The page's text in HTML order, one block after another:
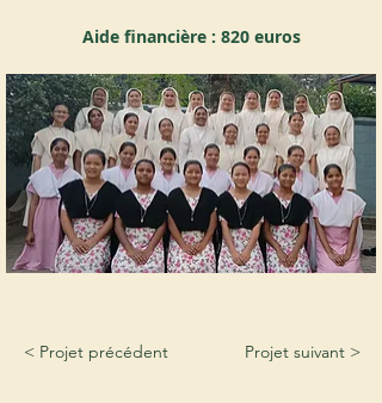
Aide financière : 820 euros
< Projet précédent Projet suivant >